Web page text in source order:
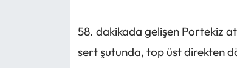
58. dakikada gelişen Portekiz
sert şutunda, top üst direkten